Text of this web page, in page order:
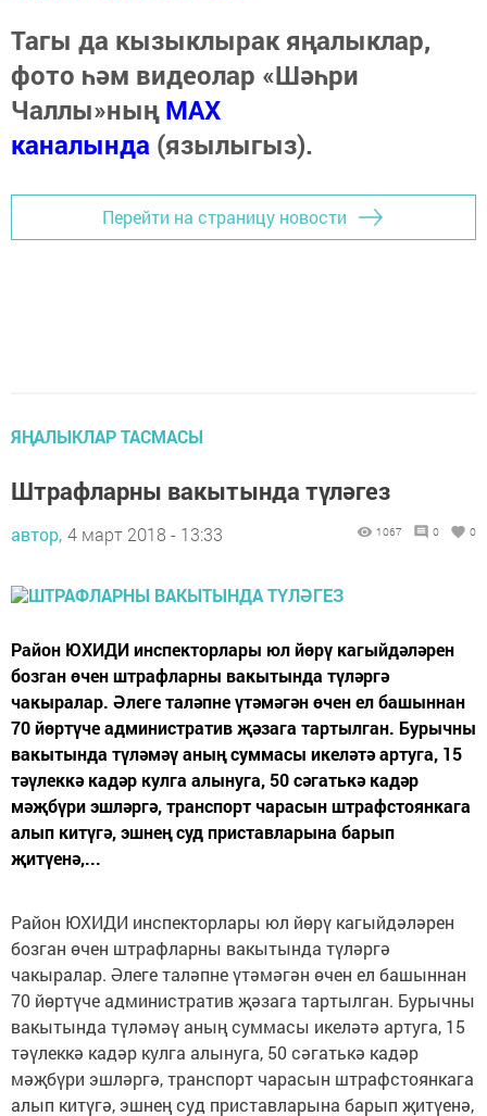
Тагы да кызыклырак яңалыклар,
фото һәм видеолар «Шәһри
Чаллы»ныңMAX
каналында (язылыгыз).
Перейти на страницу новости
ЯҢАЛЫКЛАР ТАСМАСЫ
Штрафларны вакытында түләгез
автор, 4 март 2018 - 13:33 1067 0 0
Район ЮХИДИ инспекторлары юл йөрү кагыйдәләрен
бозган өчен штрафларны вакытында түләргә
чакыралар. Әлеге таләпне үтәмәгән өчен ел башыннан
70 йөртүче административ җәзага тартылган. Бурычны
вакытында түләмәү аның суммасы икеләтә артуга, 15
тәүлеккә кадәр кулга алынуга, 50 сәгатькә кадәр
мәҗбүри эшләргә, транспорт чарасын штрафстоянкага
алып китүгә, эшнең суд приставларына барып
җитүенә,...
Район ЮХИДИ инспекторлары юл йөрү кагыйдәләрен
бозган өчен штрафларны вакытында түләргә
чакыралар. Әлеге таләпне үтәмәгән өчен ел башыннан
70 йөртүче административ җәзага тартылган. Бурычны
вакытында түләмәү аның суммасы икеләтә артуга, 15
тәүлеккә кадәр кулга алынуга, 50 сәгатькә кадәр
мәҗбүри эшләргә, транспорт чарасын штрафстоянкага
алып китүгә, эшнең суд приставларына барып җитүенә,